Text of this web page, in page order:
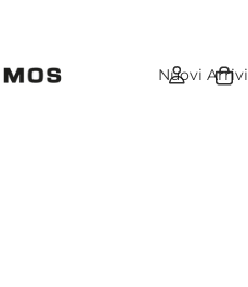
Nuovi Arrivi